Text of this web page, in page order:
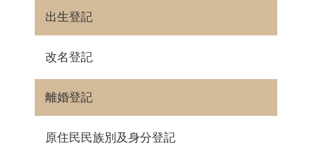
出生登記
改名登記
離婚登記
原住民民族別及身分登記